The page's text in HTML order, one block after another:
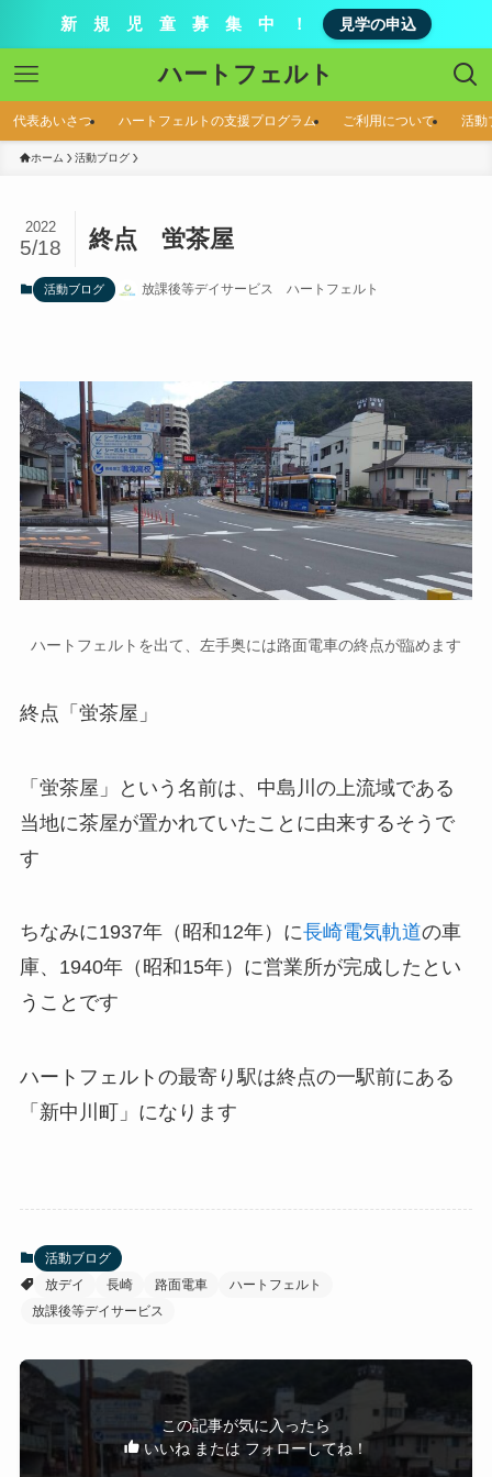
新 規 児 童 募 集 中 ！ 見学の申込
ハートフェルト
代表あいさつ ハートフェルトの支援プログラム ご利用について 活動
ホーム 活動ブログ
終点 蛍茶屋
2022
5/18
活動ブログ 放課後等デイサービス ハートフェルト
ハートフェルトを出て、左手奥には路面電車の終点が臨めます
終点「蛍茶屋」
「蛍茶屋」という名前は、中島川の上流域である
当地に茶屋が置かれていたことに由来するそうで
す
ちなみに1937年（昭和12年）に長崎電気軌道の車
庫、1940年（昭和15年）に営業所が完成したとい
うことです
ハートフェルトの最寄り駅は終点の一駅前にある
「新中川町」になります
活動ブログ
放デイ
長崎 路面電車
ハートフェルト
放課後等デイサービス
この記事が気に入ったら
いいね または フォローしてね！